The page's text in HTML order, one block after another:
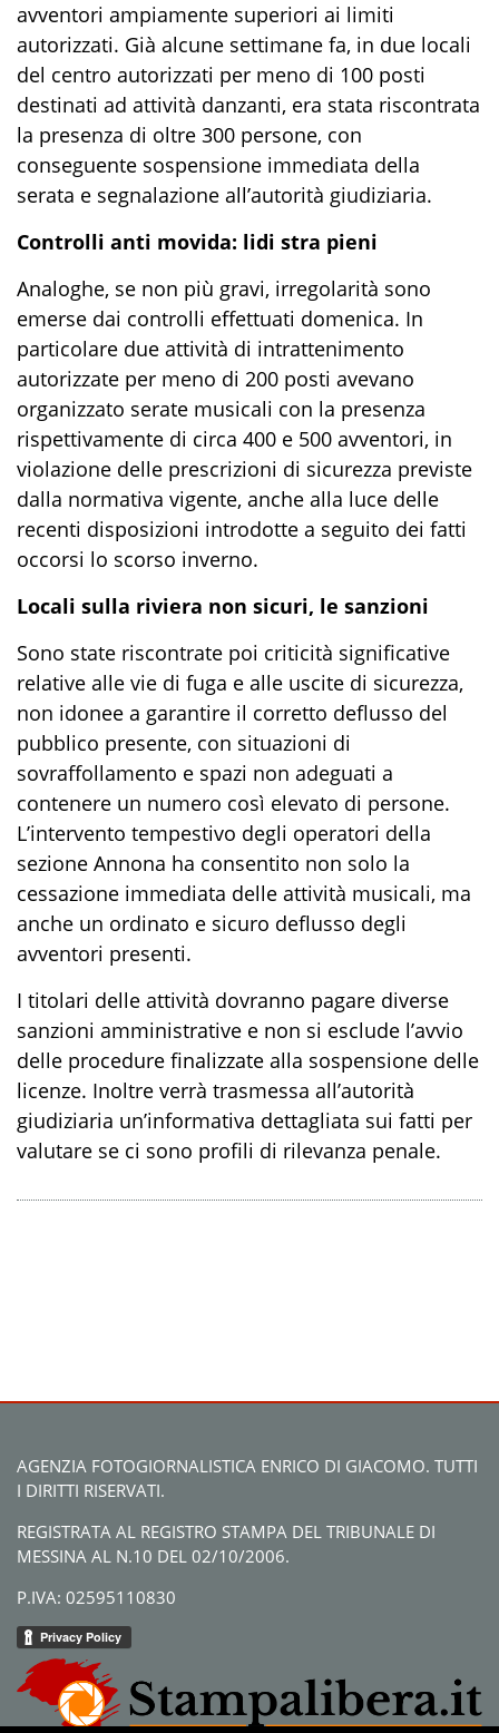
avventori ampiamente superiori ai limiti
autorizzati. Già alcune settimane fa, in due locali
del centro autorizzati per meno di 100 posti
destinati ad attività danzanti, era stata riscontrata
la presenza di oltre 300 persone, con
conseguente sospensione immediata della
serata e segnalazione all’autorità giudiziaria.
Controlli anti movida: lidi stra pieni
Analoghe, se non più gravi, irregolarità sono
emerse dai controlli effettuati domenica. In
particolare due attività di intrattenimento
autorizzate per meno di 200 posti avevano
organizzato serate musicali con la presenza
rispettivamente di circa 400 e 500 avventori, in
violazione delle prescrizioni di sicurezza previste
dalla normativa vigente, anche alla luce delle
recenti disposizioni introdotte a seguito dei fatti
occorsi lo scorso inverno.
Locali sulla riviera non sicuri, le sanzioni
Sono state riscontrate poi criticità significative
relative alle vie di fuga e alle uscite di sicurezza,
non idonee a garantire il corretto deflusso del
pubblico presente, con situazioni di
sovraffollamento e spazi non adeguati a
contenere un numero così elevato di persone.
L’intervento tempestivo degli operatori della
sezione Annona ha consentito non solo la
cessazione immediata delle attività musicali, ma
anche un ordinato e sicuro deflusso degli
avventori presenti.
I titolari delle attività dovranno pagare diverse
sanzioni amministrative e non si esclude l’avvio
delle procedure finalizzate alla sospensione delle
licenze. Inoltre verrà trasmessa all’autorità
giudiziaria un’informativa dettagliata sui fatti per
valutare se ci sono profili di rilevanza penale.
AGENZIA FOTOGIORNALISTICA ENRICO DI GIACOMO. TUTTI
I DIRITTI RISERVATI.
REGISTRATA AL REGISTRO STAMPA DEL TRIBUNALE DI
MESSINA AL N.10 DEL 02/10/2006.
P.IVA: 02595110830